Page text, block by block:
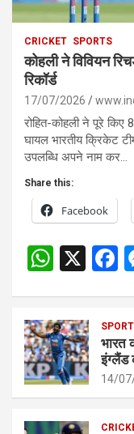
CRICKET SPORTS
कोहली ने विवियन
रिकॉर्ड
17/07/2026
रोहित-कोहली ने पूरे किए
घायल भारतीय क्रिकेट
उपलब्धि अपने नाम कर…
Share this:
Facebook
W
s
A
p
p
X
F
b
o
o
भारत
इंग्लैंड
14/